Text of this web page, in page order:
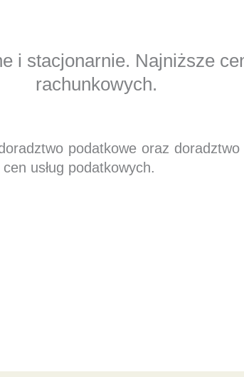
i stacjonarnie. Najniższe
rachunkowych.
podatkowe oraz
usług podatkowych.